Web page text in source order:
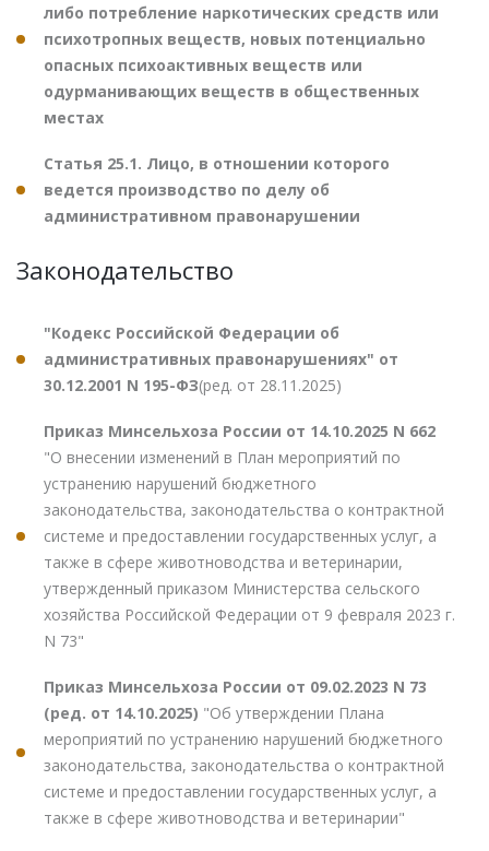
либо потребление наркотических средств или
психотропных веществ, новых потенциально
опасных психоактивных веществ или
одурманивающих веществ в общественных
местах
Статья 25.1. Лицо, в отношении которого
ведется производство по делу об
административном правонарушении
Законодательство
"Кодекс Российской Федерации об
административных правонарушениях" от
30.12.2001 N 195-ФЗ(ред. от 28.11.2025)
Приказ Минсельхоза России от 14.10.2025 N 662
"О внесении изменений в План мероприятий по
устранению нарушений бюджетного
законодательства, законодательства о контрактной
системе и предоставлении государственных услуг, а
также в сфере животноводства и ветеринарии,
утвержденный приказом Министерства сельского
хозяйства Российской Федерации от 9 февраля 2023 г.
N 73"
Приказ Минсельхоза России от 09.02.2023 N 73
(ред. от 14.10.2025) "Об утверждении Плана
мероприятий по устранению нарушений бюджетного
законодательства, законодательства о контрактной
системе и предоставлении государственных услуг, а
также в сфере животноводства и ветеринарии"